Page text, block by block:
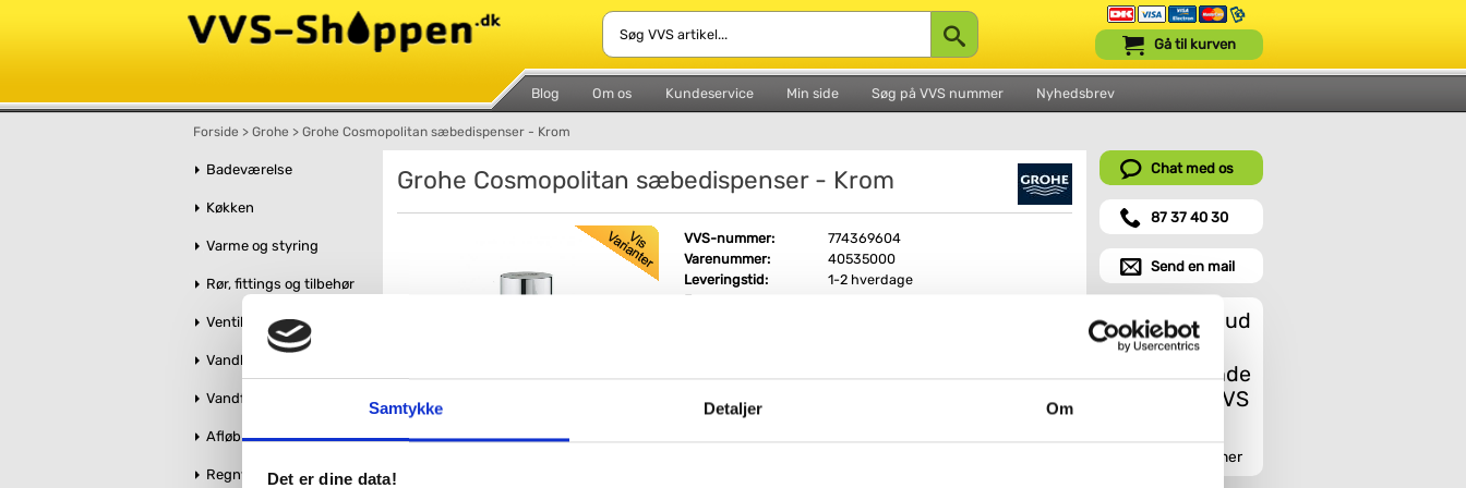
Samtykke Detaljer Om
Det er dine data!
Blog Om os Kundeservice Min side Søg på VVS nummer Nyhedsbrev
Gå til kurven
Forside > Grohe > Grohe Cosmopolitan sæbedispenser - Krom
Badeværelse
Køkken
Varme og styring
Rør, fittings og tilbehør
Ventiler og stophaner
Vandbehandling
Vandforsyning
Afløb og kloak
Regnvandshåndtering
Grohe Cosmopolitan sæbedispenser - Krom
VVS-nummer:
774369604
Varenummer:
40535000
Leveringstid:
1-2 hverdage
Farve:
udtryk, men også i sin funktionalitet. Her får du en
Chat med os
87 37 40 30
Send en mail
Et godt tilbud
Indhent tilbud her